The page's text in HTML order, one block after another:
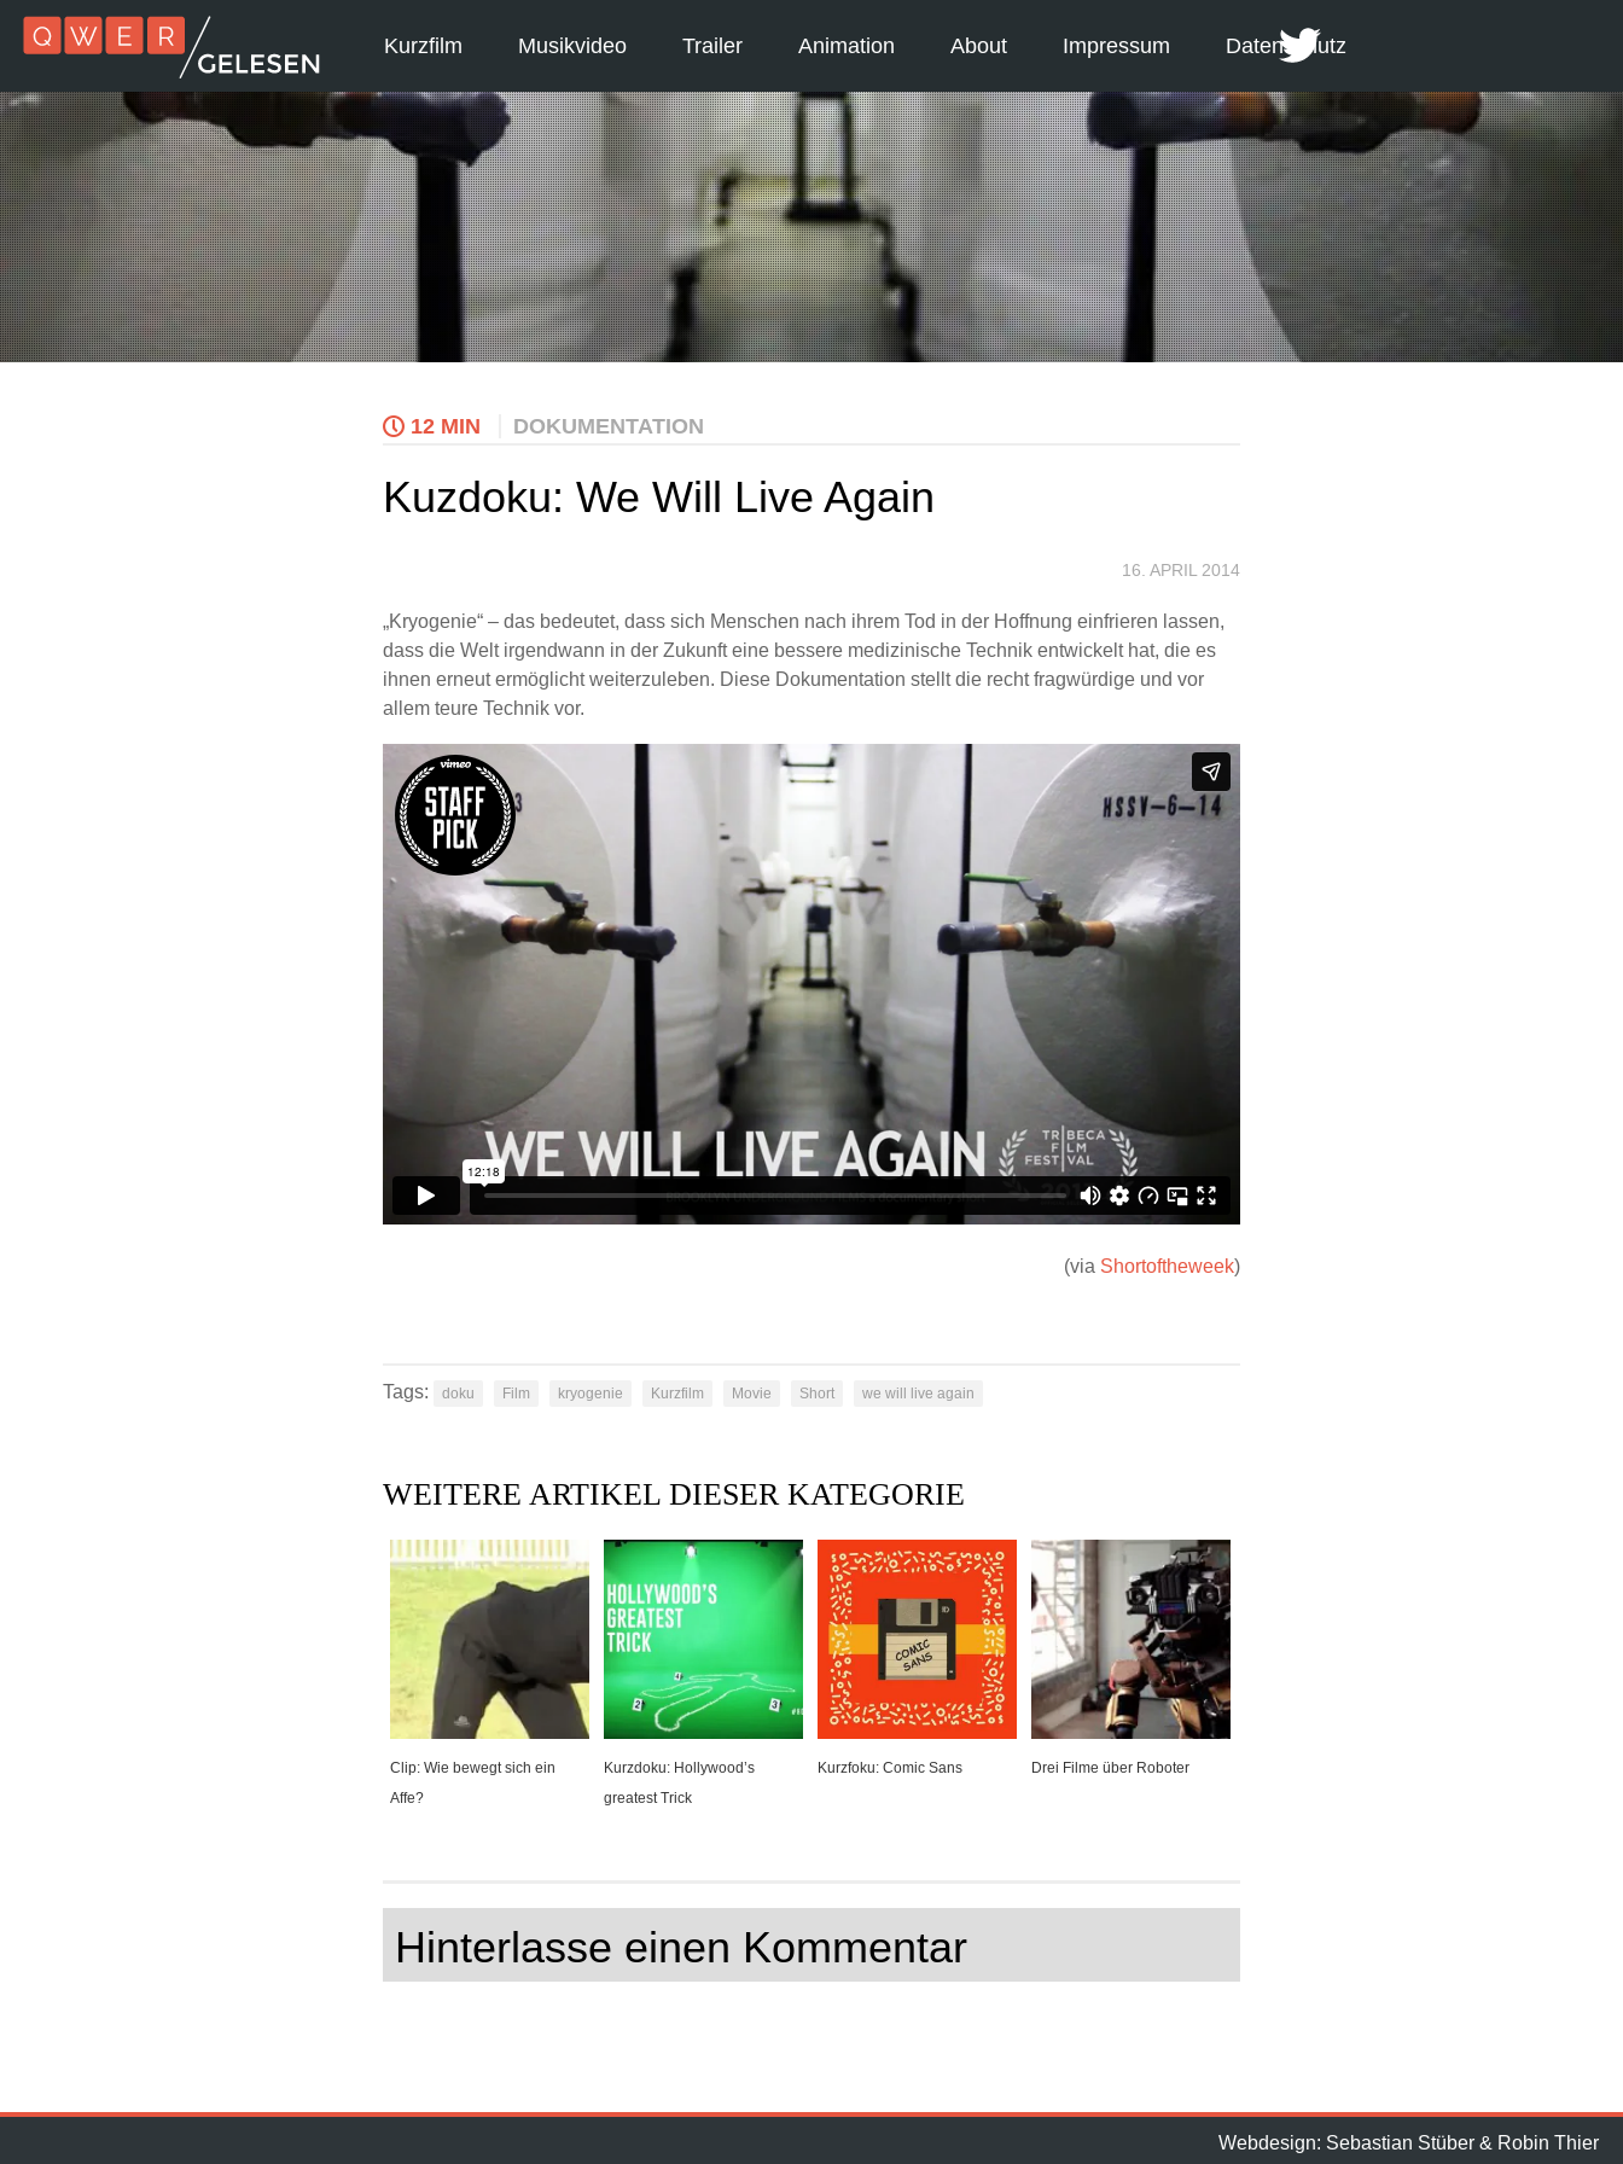
Kurzfilm Musikvideo Trailer Animation About Impressum Datenschutz
12 MIN DOKUMENTATION
Kuzdoku: We Will Live Again
16. APRIL 2014
„Kryogenie“ – das bedeutet, dass sich Menschen nach ihrem Tod in der Hoffnung einfrieren lassen,
dass die Welt irgendwann in der Zukunft eine bessere medizinische Technik entwickelt hat, die es
ihnen erneut ermöglicht weiterzuleben. Diese Dokumentation stellt die recht fragwürdige und vor
allem teure Technik vor.
(via Shortoftheweek)
Tags: doku Film kryogenie Kurzfilm Movie Short we will live again
WEITERE ARTIKEL DIESER KATEGORIE
Clip: Wie bewegt sich ein
Affe?
Kurzdoku: Hollywood’s
greatest Trick
Kurzfoku: Comic Sans Drei Filme über Roboter
Hinterlasse einen Kommentar
Webdesign: Sebastian Stüber & Robin Thier